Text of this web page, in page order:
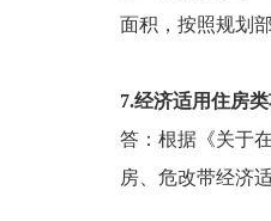
面积，按照规划
7.经济适用住房
答：根据《关于
房、危改带经济